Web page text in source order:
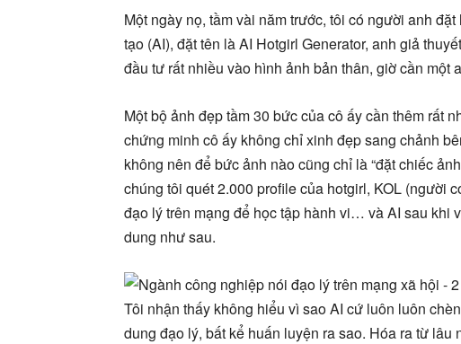
Một ngày nọ, tầm vài năm trước, tôi có người anh
tạo (AI), đặt tên là AI Hotgirl Generator, anh giả
đầu tư rất nhiều vào hình ảnh bản thân, giờ cần một
Một bộ ảnh đẹp tầm 30 bức của cô ấy cần thêm rất
chứng minh cô ấy không chỉ xinh đẹp sang chảnh
không nên để bức ảnh nào cũng chỉ là “đặt chiếc
chúng tôi quét 2.000 profile của hotgirl, KOL (người
đạo lý trên mạng để học tập hành vi… và AI sau khi
dung như sau.
Tôi nhận thấy không hiểu vì sao AI cứ luôn luôn
dung đạo lý, bất kể huấn luyện ra sao. Hóa ra từ